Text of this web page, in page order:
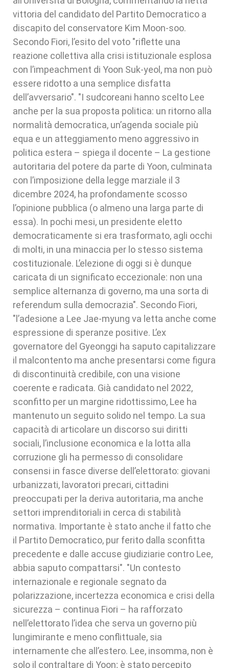
vittoria del candidato del Partito Democratico a
discapito del conservatore Kim Moon-soo.
Secondo Fiori, l’esito del voto "riflette una
reazione collettiva alla crisi istituzionale esplosa
con l’impeachment di Yoon Suk-yeol, ma non può
essere ridotto a una semplice disfatta
dell’avversario". "I sudcoreani hanno scelto Lee
anche per la sua proposta politica: un ritorno alla
normalità democratica, un’agenda sociale più
equa e un atteggiamento meno aggressivo in
politica estera – spiega il docente – La gestione
autoritaria del potere da parte di Yoon, culminata
con l’imposizione della legge marziale il 3
dicembre 2024, ha profondamente scosso
l’opinione pubblica (o almeno una larga parte di
essa). In pochi mesi, un presidente eletto
democraticamente si era trasformato, agli occhi
di molti, in una minaccia per lo stesso sistema
costituzionale. L’elezione di oggi si è dunque
caricata di un significato eccezionale: non una
semplice alternanza di governo, ma una sorta di
referendum sulla democrazia". Secondo Fiori,
"l’adesione a Lee Jae-myung va letta anche come
espressione di speranze positive. L’ex
governatore del Gyeonggi ha saputo capitalizzare
il malcontento ma anche presentarsi come figura
di discontinuità credibile, con una visione
coerente e radicata. Già candidato nel 2022,
sconfitto per un margine ridottissimo, Lee ha
mantenuto un seguito solido nel tempo. La sua
capacità di articolare un discorso sui diritti
sociali, l’inclusione economica e la lotta alla
corruzione gli ha permesso di consolidare
consensi in fasce diverse dell’elettorato: giovani
urbanizzati, lavoratori precari, cittadini
preoccupati per la deriva autoritaria, ma anche
settori imprenditoriali in cerca di stabilità
normativa. Importante è stato anche il fatto che
il Partito Democratico, pur ferito dalla sconfitta
precedente e dalle accuse giudiziarie contro Lee,
abbia saputo compattarsi". "Un contesto
internazionale e regionale segnato da
polarizzazione, incertezza economica e crisi della
sicurezza – continua Fiori – ha rafforzato
nell’elettorato l’idea che serva un governo più
lungimirante e meno conflittuale, sia
internamente che all’estero. Lee, insomma, non è
solo il contraltare di Yoon; è stato percepito